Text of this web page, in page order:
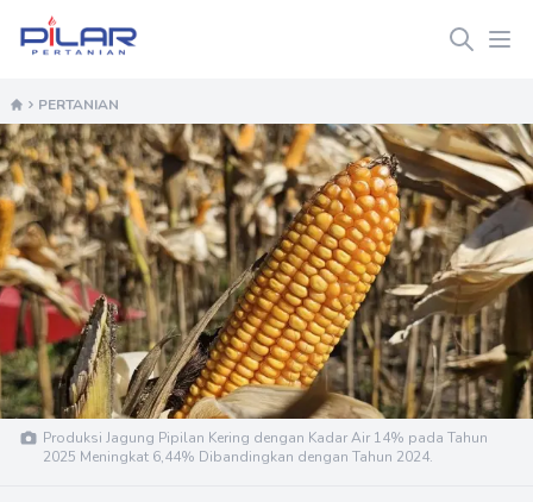
Pilar Pertanian
PERTANIAN
Produksi Jagung Pipilan Kering dengan Kadar Air 14% pada Tahun
2025 Meningkat 6,44% Dibandingkan dengan Tahun 2024.